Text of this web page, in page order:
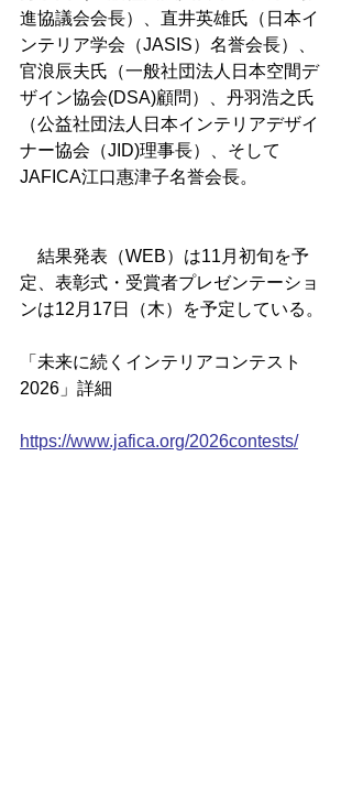
進協議会会長）、直井英雄氏（日本イ
ンテリア学会（JASIS）名誉会長）、
官浪辰夫氏（一般社団法人日本空間デ
ザイン協会(DSA)顧問）、丹羽浩之氏
（公益社団法人日本インテリアデザイ
ナー協会（JID)理事長）、そして
JAFICA江口惠津子名誉会長。
結果発表（WEB）は11月初旬を予
定、表彰式・受賞者プレゼンテーショ
ンは12月17日（木）を予定している。
「未来に続くインテリアコンテスト
2026」詳細
https://www.jafica.org/2026contests/